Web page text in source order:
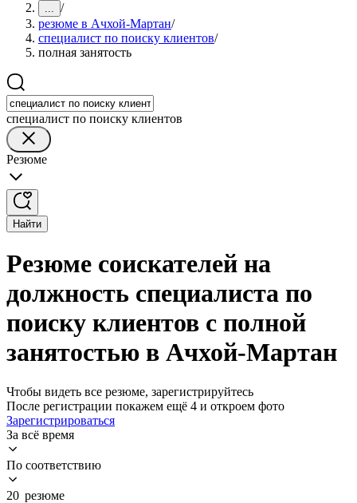
... /
резюме в Ачхой-Мартан/
специалист по поиску клиентов/
полная занятость
специалист по поиску клиентов
Резюме
Найти
Резюме соискателей на
должность специалиста по
поиску клиентов с полной
занятостью в Ачхой-Мартан
Чтобы видеть все резюме, зарегистрируйтесь
После регистрации покажем ещё 4 и откроем фото
Зарегистрироваться
За всё время
По соответствию
20 резюме